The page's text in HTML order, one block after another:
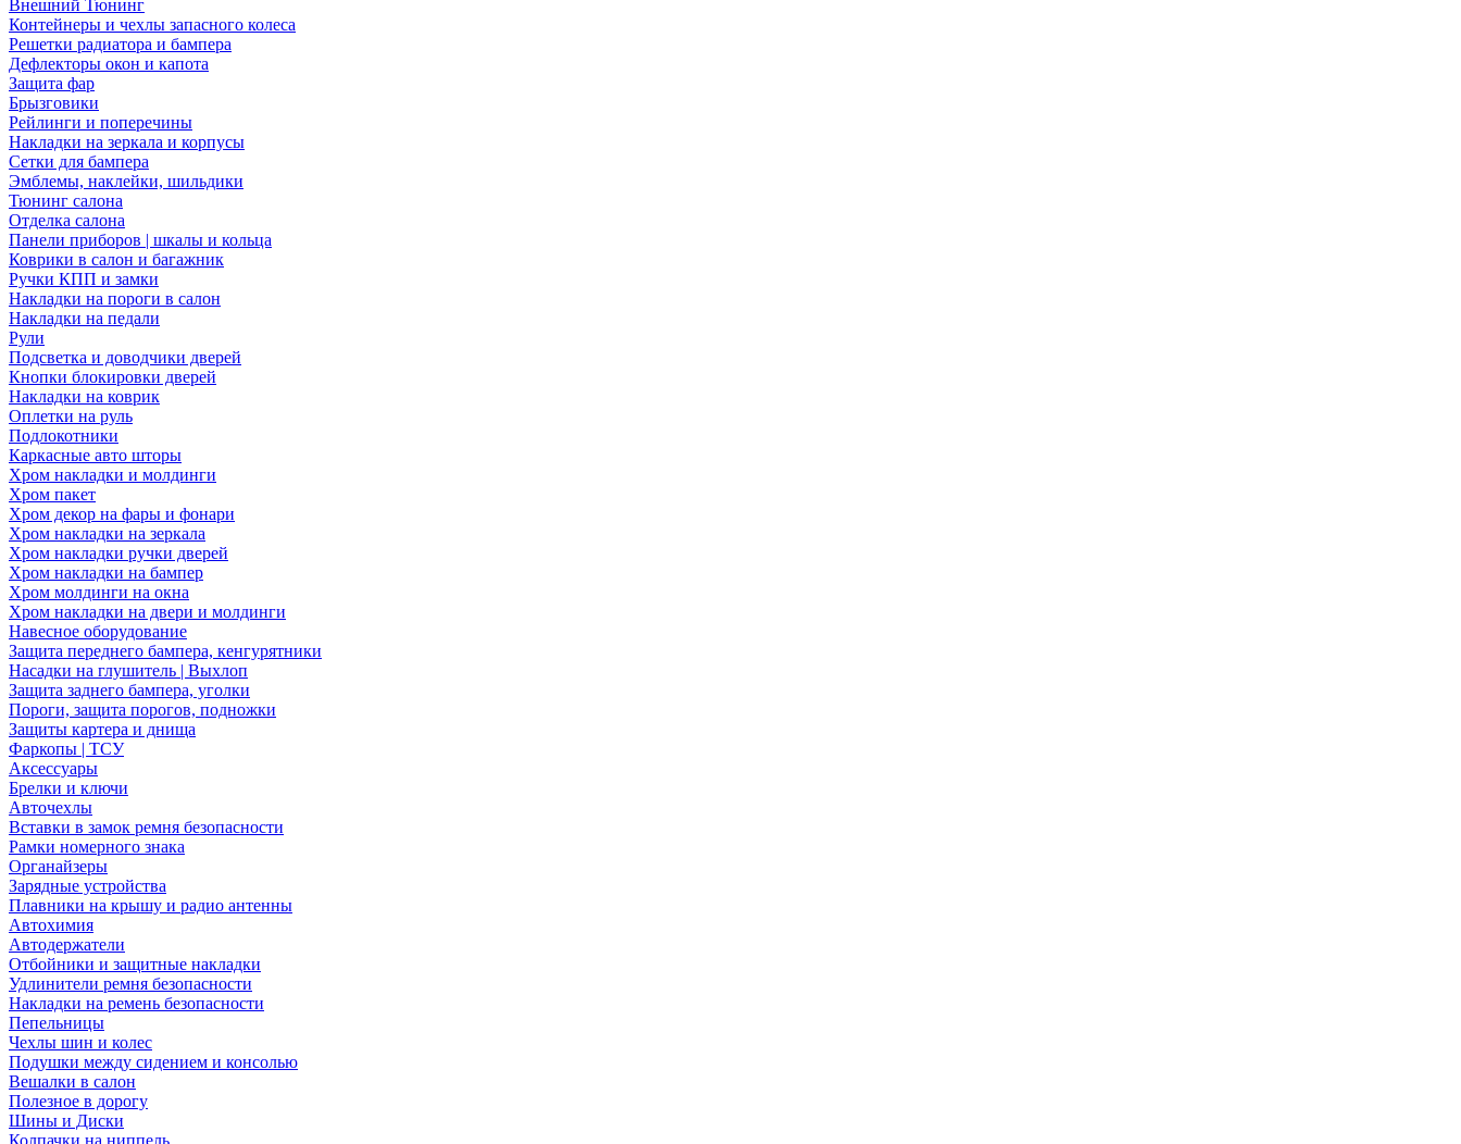
Внешний Тюнинг
Контейнеры и чехлы запасного колеса
Решетки радиатора и бампера
Дефлекторы окон и капота
Защита фар
Брызговики
Рейлинги и поперечины
Накладки на зеркала и корпусы
Сетки для бампера
Эмблемы, наклейки, шильдики
Тюнинг салона
Отделка салона
Панели приборов | шкалы и кольца
Коврики в салон и багажник
Ручки КПП и замки
Накладки на пороги в салон
Накладки на педали
Рули
Подсветка и доводчики дверей
Кнопки блокировки дверей
Накладки на коврик
Оплетки на руль
Подлокотники
Каркасные авто шторы
Хром накладки и молдинги
Хром пакет
Хром декор на фары и фонари
Хром накладки на зеркала
Хром накладки ручки дверей
Хром накладки на бампер
Хром молдинги на окна
Хром накладки на двери и молдинги
Навесное оборудование
Защита переднего бампера, кенгурятники
Насадки на глушитель | Выхлоп
Защита заднего бампера, уголки
Пороги, защита порогов, подножки
Защиты картера и днища
Фаркопы | ТСУ
Аксессуары
Брелки и ключи
Авточехлы
Вставки в замок ремня безопасности
Рамки номерного знака
Органайзеры
Зарядные устройства
Плавники на крышу и радио антенны
Автохимия
Автодержатели
Отбойники и защитные накладки
Удлинители ремня безопасности
Накладки на ремень безопасности
Пепельницы
Чехлы шин и колес
Подушки между сидением и консолью
Вешалки в салон
Полезное в дорогу
Шины и Диски
Колпачки на ниппель